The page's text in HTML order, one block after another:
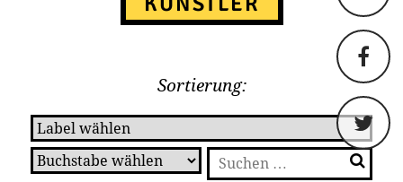
Sortierung:
Suchen
nach: